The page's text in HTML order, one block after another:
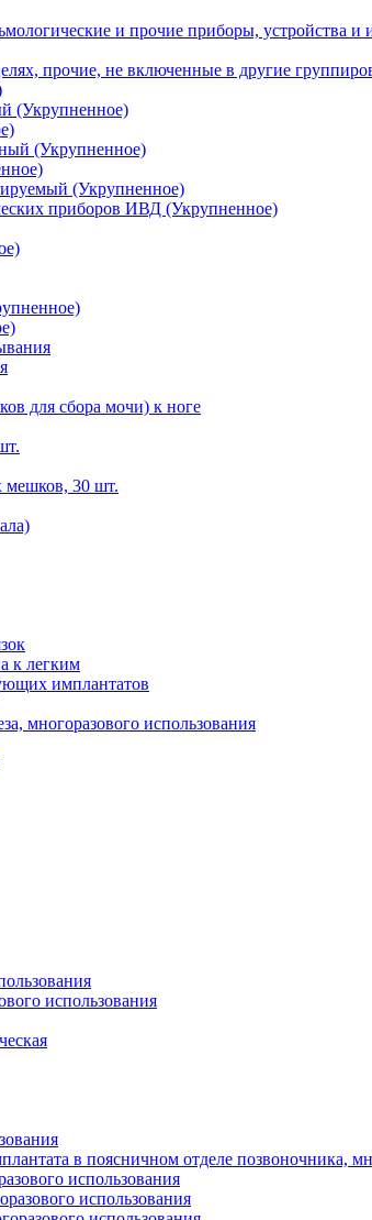
и прочие приборы, устройства и
прочие, не включенные в другие
(Укрупненное)
(Укрупненное)
(Укрупненное)
приборов ИВД (Укрупненное)
для сбора мочи) к ноге
30 шт.
к легким
имплантатов
многоразового использования
использования
в поясничном отделе позвоночника,
использования
использования